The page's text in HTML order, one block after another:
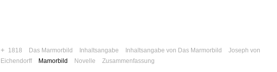
+ 1818 Das Marmorbild Inhaltsangabe Inhaltsangabe von Das Marmorbild
Joseph von
Eichendorff
Mamorbild Novelle Zusammenfassung